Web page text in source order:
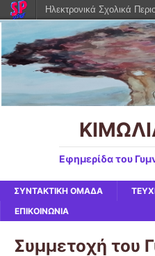
Εφημερίδα του
ΣΥΝΤΑΚΤΙΚΗ ΟΜΑΔΑ
ΕΠΙΚΟΙΝΩΝΙΑ
Συμμετοχή του
Ηλεκτρονικά Σχολικά